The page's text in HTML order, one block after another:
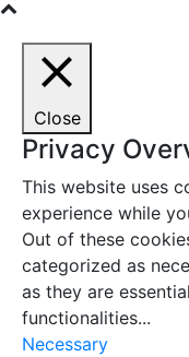
Close
Privacy
This website uses
experience while
Out of these
categorized as
as they are
functionalities...
Necessary